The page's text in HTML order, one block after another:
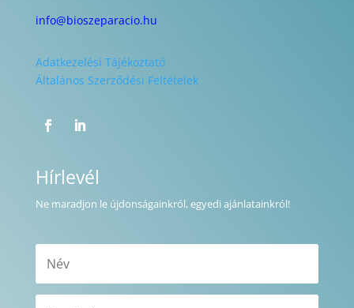
info@bioszeparacio.hu
Adatkezelési Tájékoztató
Általános Szerződési Feltételek
Hírlevél
Ne maradjon le újdonságainkról, egyedi ajánlatainkról!